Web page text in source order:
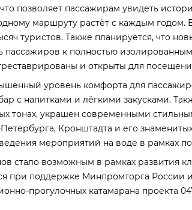
позволяет пассажирам увидеть
маршруту растёт с каждым годом.
туристов. Также планируется, что
пассажиров к полностью
и открыты для
уровень комфорта для
с напитками и лёгкими закусками.
тонах, украшен современными
Кронштадта и его
мероприятий на воде в рамках
стало возможным в рамках развития
при поддержке Минпромторга России
прогулочных катамарана проекта